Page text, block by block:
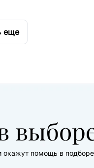
еще
окажут помощь в